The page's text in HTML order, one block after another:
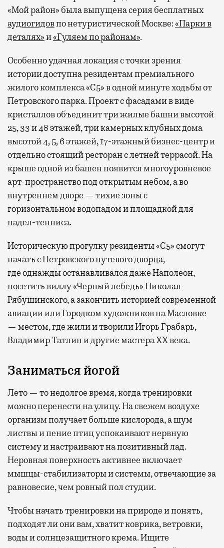
«Мой район» была выпущена серия бесплатных
аудиогидовпо нетуристической Москве:«Парки в
деталях»и«Гуляем по районам».
Особенно удачная локация с точки зрения
истории доступна резидентам премиального
жилого комплекса «С5»в одной минуте ходьбы от
Петровского парка. Проект с фасадами в виде
кристаллов объединит три жилые башни высотой
25, 33 и 48 этажей, три камерных клубных дома
высотой 4, 5, 6 этажей, 17-этажный бизнес-центр и
отдельно стоящий ресторан с летней террасой. На
крыше одной из башен появится многоуровневое
арт-пространство под открытым небом, а во
внутреннем дворе — тихие зоны с
горизонтальном водопадом и площадкой для
падел-тенниса.
Историческую прогулку резиденты «С5» смогут
начать с Петровского путевого дворца,
гдеоднажды останавливался даже Наполеон,
посетить виллу «Черный лебедь» Николая
Рябушинского, а закончить историей современной
авиации или Городком художников на Масловке
— местом, где жили и творили Игорь Грабарь,
Владимир Татлин и другие мастера XX века.
Заниматься йогой
Лето — то недолгое время, когда тренировки
можно перенести на улицу. На свежем воздухе
организм получает больше кислорода, а шум
листвы и пение птиц успокаивают нервную
систему и настраивают на позитивный лад.
Неровная поверхность активнее включает
мышцы-стабилизаторы и системы, отвечающие за
равновесие, чем ровный пол студии.
Чтобы начать тренировки на природе и понять,
подходят ли они вам, хватит коврика, ветровки,
воды и солнцезащитного крема. Ищите